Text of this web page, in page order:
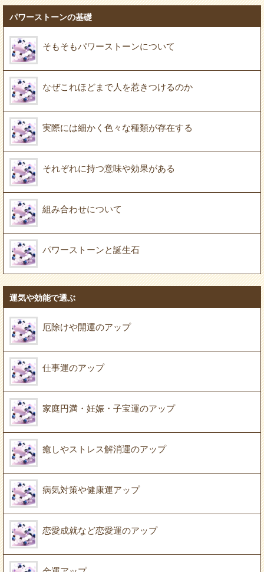
パワーストーンの基礎
そもそもパワーストーンについて
なぜこれほどまで人を惹きつけるのか
実際には細かく色々な種類が存在する
それぞれに持つ意味や効果がある
組み合わせについて
パワーストーンと誕生石
運気や効能で選ぶ
厄除けや開運のアップ
仕事運のアップ
家庭円満・妊娠・子宝運のアップ
癒しやストレス解消運のアップ
病気対策や健康運アップ
恋愛成就など恋愛運のアップ